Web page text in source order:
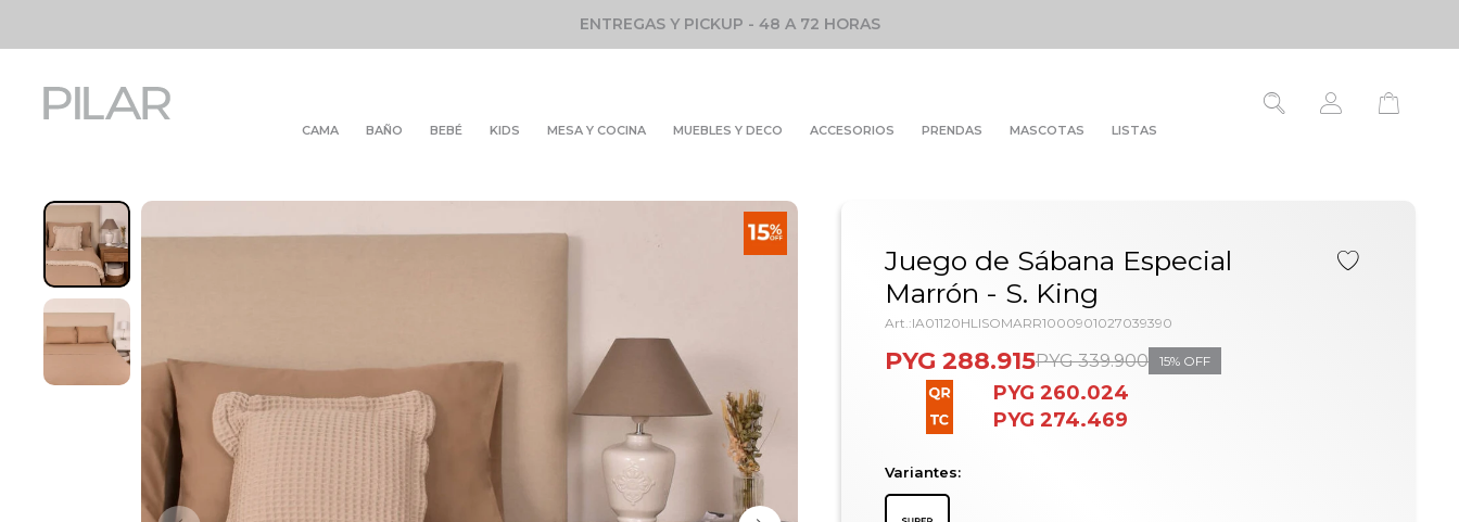
ENTREGAS Y PICKUP - 48 A 72 HORAS
CAMA BAÑO BEBÉ KIDS MESA Y COCINA MUEBLES Y DECO ACCESORIOS PRENDAS MASCOTAS LISTAS
Juego de Sábana Especial
Marrón - S. King
IA01120HLISOMARR1000901027039390
PYG 288.915PYG 339.900 15
PYG 260.024
PYG 274.469
Variantes: